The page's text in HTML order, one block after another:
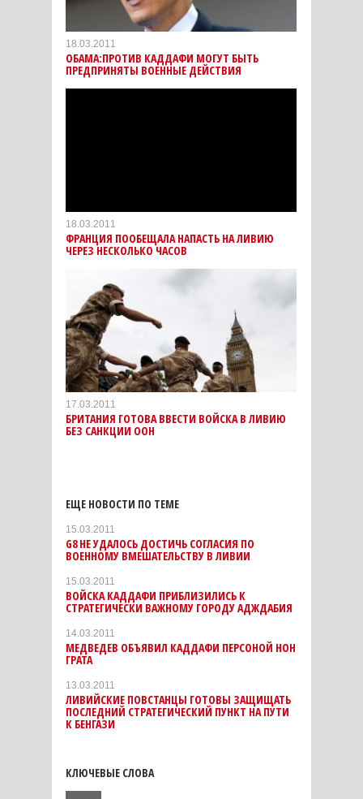
18.03.2011
ОБАМА:ПРОТИВ КАДДАФИ МОГУТ БЫТЬ
ПРЕДПРИНЯТЫ ВОЕННЫЕ ДЕЙСТВИЯ
18.03.2011
ФРАНЦИЯ ПООБЕЩАЛА НАПАСТЬ НА ЛИВИЮ
ЧЕРЕЗ НЕСКОЛЬКО ЧАСОВ
17.03.2011
БРИТАНИЯ ГОТОВА ВВЕСТИ ВОЙСКА В ЛИВИЮ
БЕЗ САНКЦИИ ООН
ЕЩЕ НОВОСТИ ПО ТЕМЕ
15.03.2011
G8 НЕ УДАЛОСЬ ДОСТИЧЬ СОГЛАСИЯ ПО
ВОЕННОМУ ВМЕШАТЕЛЬСТВУ В ЛИВИИ
15.03.2011
ВОЙСКА КАДДАФИ ПРИБЛИЗИЛИСЬ К
СТРАТЕГИЧЕСКИ ВАЖНОМУ ГОРОДУ АДЖДАБИЯ
14.03.2011
МЕДВЕДЕВ ОБЪЯВИЛ КАДДАФИ ПЕРСОНОЙ НОН
ГРАТА
13.03.2011
ЛИВИЙСКИЕ ПОВСТАНЦЫ ГОТОВЫ ЗАЩИЩАТЬ
ПОСЛЕДНИЙ СТРАТЕГИЧЕСКИЙ ПУНКТ НА ПУТИ
К БЕНГАЗИ
КЛЮЧЕВЫЕ СЛОВА